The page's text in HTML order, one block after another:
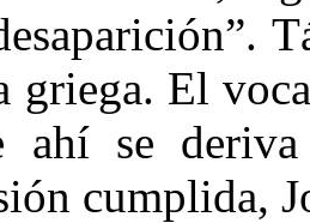
El
ahí se
cumplida,